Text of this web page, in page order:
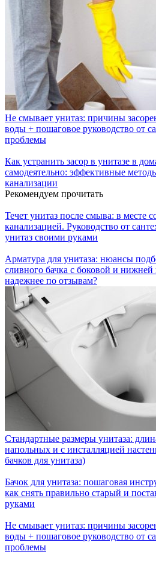
Не смывает унитаз: причины
воды + пошаговое руководство от
проблемы
Как устранить засор в унитазе в
самодеятельно: эффективные
канализации
Рекомендуем прочитать
Течет унитаз после смыва: в месте
канализацией. Руководство от
унитаз своими руками
Арматура для унитаза: нюансы
сливного бачка с боковой и
надежнее по отзывам?
Стандартные размеры унитаза:
напольных и с инсталляцией
бачков для унитаза)
Бачок для унитаза: пошаговая
как снять правильно старый и
руками
Не смывает унитаз: причины
воды + пошаговое руководство от
проблемы